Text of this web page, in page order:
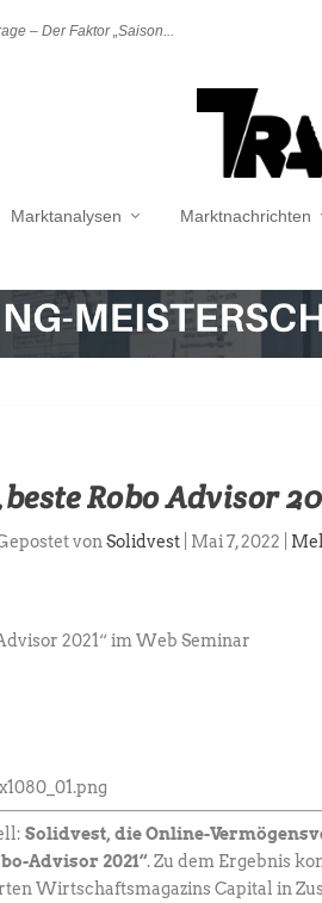
– Der Faktor „Saison...
Marktanalysen Marktnachrichten
Robo Advisor
von Solidvest| Mai 7, 2022
Solidvest, die Online-
Advisor 2021“. Zu dem Ergebnis
Wirtschaftsmagazins Capital in